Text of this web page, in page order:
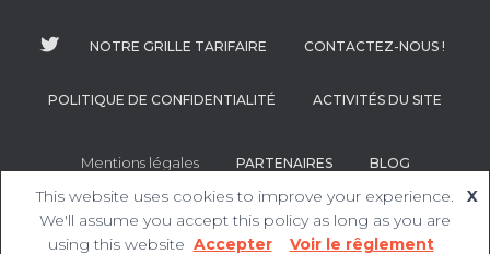
NOTRE GRILLE TARIFAIRE CONTACTEZ-NOUS !
POLITIQUE DE CONFIDENTIALITÉ ACTIVITÉS DU SITE
Mentions légales PARTENAIRES BLOG
SASU CubeDiagnostics 36, rue de l'abbé Groult 75015 Paris
This website uses cookies to improve your experience.
We'll assume you accept this policy as long as you are
using this website
X
Accepter Voir le rêglement